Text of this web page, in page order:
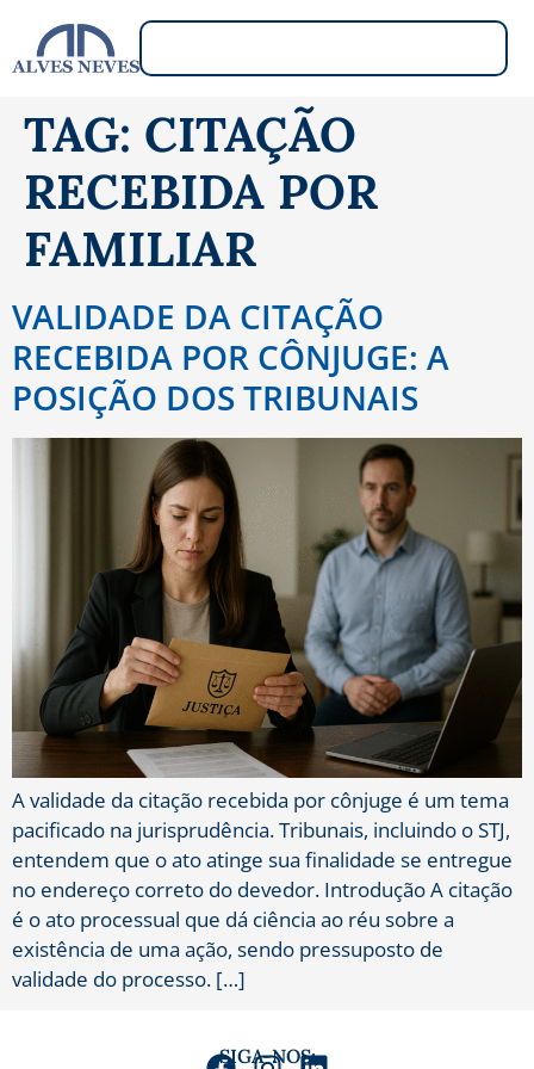
TAG: CITAÇÃO
RECEBIDA POR
FAMILIAR
VALIDADE DA CITAÇÃO
RECEBIDA POR CÔNJUGE: A
POSIÇÃO DOS TRIBUNAIS
A validade da citação recebida por cônjuge é um tema
pacificado na jurisprudência. Tribunais, incluindo o STJ,
entendem que o ato atinge sua finalidade se entregue
no endereço correto do devedor. Introdução A citação
é o ato processual que dá ciência ao réu sobre a
existência de uma ação, sendo pressuposto de
validade do processo. […]
SIGA-NOS: